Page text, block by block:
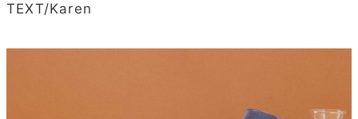
TEXT/Karen